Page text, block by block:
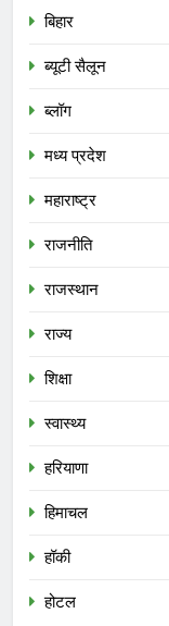
बिहार
ब्यूटी सैलून
ब्लॉग
मध्य प्रदेश
महाराष्ट्र
राजनीति
राजस्थान
राज्य
शिक्षा
स्वास्थ्य
हरियाणा
हिमाचल
हॉकी
होटल